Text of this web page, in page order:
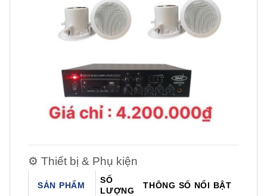
⚙️ Thiết bị & Phụ kiện
SẢN PHẨM
SỐ
LƯỢNG
THÔNG SỐ NỔI BẬT